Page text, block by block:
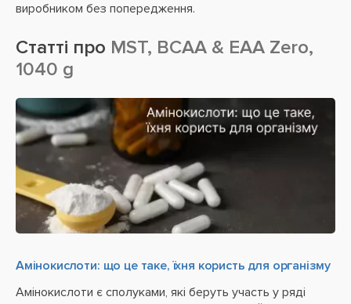
виробником без попередження.
Статті про MST, BCAA & EAA Zero,
1040 g
Амінокислоти: що це таке, їхня користь для організму
Амінокислоти є сполуками, які беруть участь у ряді